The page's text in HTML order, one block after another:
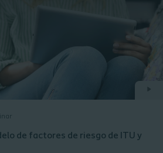
de factores de riesgo de ITU y